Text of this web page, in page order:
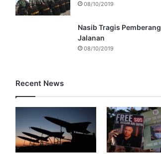
08/10/2019
Nasib Tragis Pemberang
Jalanan
08/10/2019
Recent News